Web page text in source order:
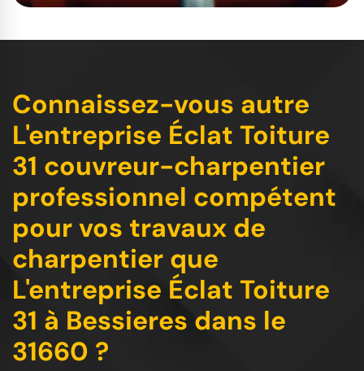
Connaissez-vous autre
L'entreprise Éclat Toiture
31 couvreur-charpentier
professionnel compétent
pour vos travaux de
charpentier que
L'entreprise Éclat Toiture
31 à Bessieres dans le
31660 ?